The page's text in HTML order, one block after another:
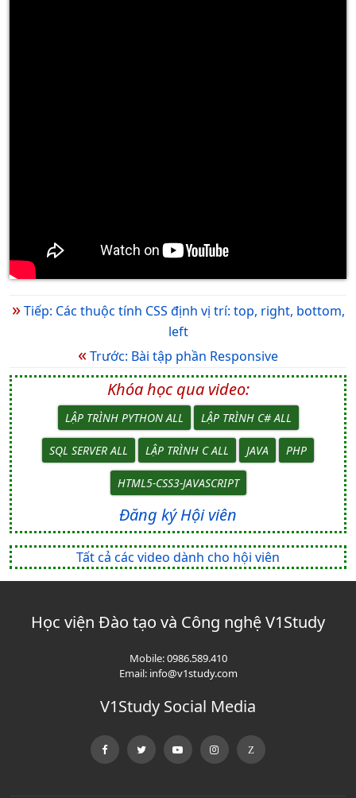
»Tiếp: Các thuộc tính CSS định vị trí: top, right, bottom,
left
«Trước: Bài tập phần Responsive
Khóa học qua video:
LẬP TRÌNH PYTHON ALL LẬP TRÌNH C# ALL
SQL SERVER ALL LẬP TRÌNH C ALL JAVA PHP
HTML5-CSS3-JAVASCRIPT
Đăng ký Hội viên
Tất cả các video dành cho hội viên
Học viện Đào tạo và Công nghệ V1Study
Mobile:0986.589.410
Email: info@v1study.com
V1Study Social Media